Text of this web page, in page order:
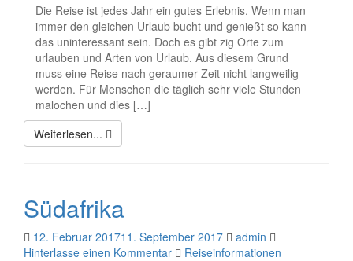
Die Reise ist jedes Jahr ein gutes Erlebnis. Wenn man
immer den gleichen Urlaub bucht und genießt so kann
das uninteressant sein. Doch es gibt zig Orte zum
urlauben und Arten von Urlaub. Aus diesem Grund
muss eine Reise nach geraumer Zeit nicht langweilig
werden. Für Menschen die täglich sehr viele Stunden
malochen und dies […]
Weiterlesen...
Südafrika
12. Februar 201711. September 2017
admin
Hinterlasse einen Kommentar
Reiseinformationen